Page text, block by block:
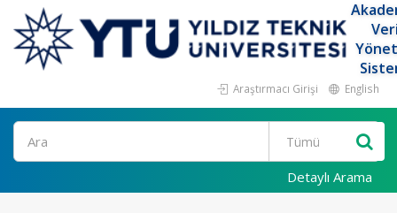
Araştırmacı Girişi English
Ara
Detaylı Arama